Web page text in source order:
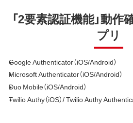
「2要素認証機能」動
プリ
Google Authenticator（iOS/Android）
Microsoft Authenticator（iOS/Android）
Duo Mobile（iOS/Android）
Twilio Authy（iOS）/ Twilio Authy